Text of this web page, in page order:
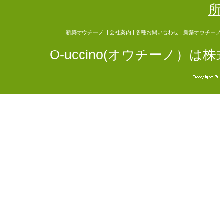
新築オウチーノ 会社案内 各種お問い合わせ| 新築オウチー
O-uccino(オウチーノ）は